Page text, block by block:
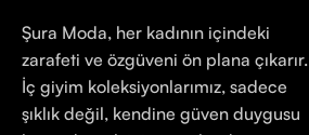
Şura Moda, her kadının içindeki
zarafeti ve özgüveni ön plana çıkarır.
İç giyim koleksiyonlarımız, sadece
şıklık değil, kendine güven duygusu